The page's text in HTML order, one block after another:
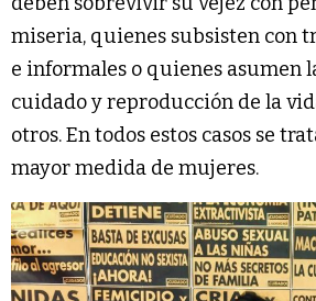
miseria, quienes subsisten con
e informales o quienes asumen
cuidado y reproducción de la
otros. En todos estos casos se
mayor medida de mujeres.